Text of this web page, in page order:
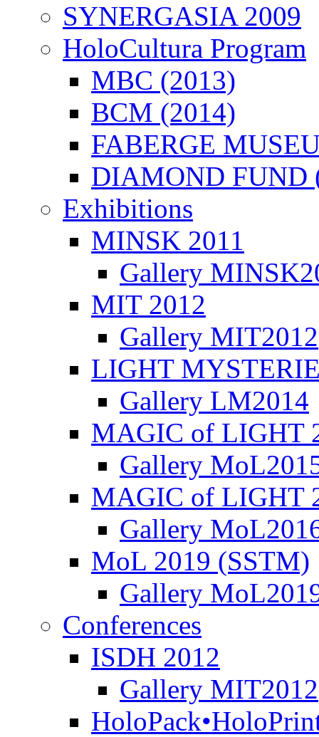
SYNERGASIA 2009
HoloCultura Program
MBC (2013)
BCM (2014)
FABERGE
DIAMOND FUND
Exhibitions
MINSK 2011
Gallery
ΜIT 2012
Gallery MIT2012
LIGHT
Gallery LM2014
MAGIC of LIGHT
Gallery
MAGIC of LIGHT
Gallery
MoL 2019 (SSTM)
Gallery
Conferences
ISDH 2012
Gallery MIT2012